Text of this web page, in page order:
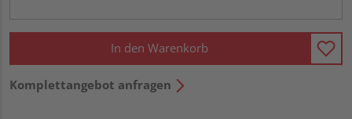
In den Warenkorb
Komplettangebot anfragen